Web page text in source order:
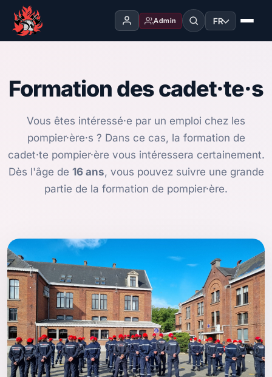
Admin FR
Formation des cadet·te·s
Vous êtes intéressé·e par un emploi chez les
pompier·ère·s ? Dans ce cas, la formation de
cadet·te pompier·ère vous intéressera certainement.
Dès l'âge de 16 ans, vous pouvez suivre une grande
partie de la formation de pompier·ère.